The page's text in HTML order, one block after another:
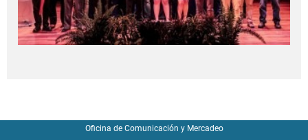
Oficina de Comunicación y Mercadeo